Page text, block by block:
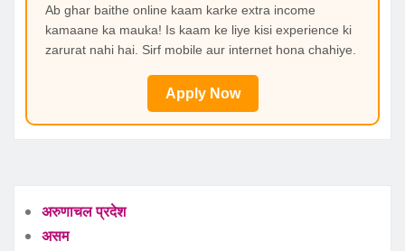
Ab ghar baithe online kaam karke extra income
kamaane ka mauka! Is kaam ke liye kisi experience ki
zarurat nahi hai. Sirf mobile aur internet hona chahiye.
Apply Now
अरुणाचल प्रदेश
असम